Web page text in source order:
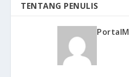
TENTANG PENULIS